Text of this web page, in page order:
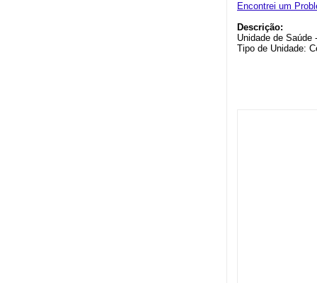
Encontrei um
Descrição:
Unidade de Saúde
Tipo de Unidade: